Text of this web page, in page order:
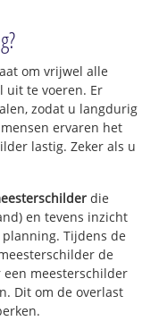
om vrijwel alle
uit te voeren. Er
zodat u langdurig
ervaren het
lastig. Zeker als u
die
en tevens inzicht
Tijdens de
de
meesterschilder
Dit om de overlast